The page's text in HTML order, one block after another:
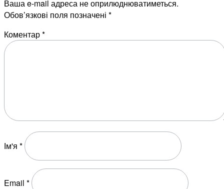
Ваша e-mail адреса не оприлюднюватиметься.
Обов’язкові поля позначені *
Коментар*
Ім'я *
Email *